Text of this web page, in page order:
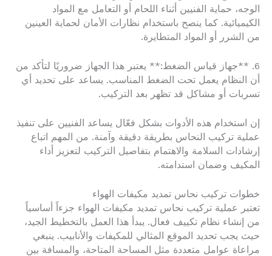
الوجه، حماية الفنيين أثناء اللحام أو التعامل مع المواد
الكيميائية. كما ينصح باستخدام نظارات الأمان لحماية العينين
من الشرر أو المواد المتطايرة.
6. **جهاز قياس الضغط:** يعتبر هذا الجهاز ضروريًا لتأكد من
أن النظام يعمل تحت الضغط المناسب. يساعد على تحديد أي
تسربات أو مشاكل قد تظهر بعد التركيب.
إن استخدام هذه الأدوات بشكل فعّال يساعد الفنيين على تنفيذ
عملية تركيب النحاس بطريقة دقيقة وآمنة. من المهم اتباع
إرشادات السلامة والاهتمام بتفاصيل التركيب لتعزيز أداء
المكيف وضمان استدامته.
خطوات تركيب نحاس تمديد مكيفات الهواء
تعتبر عملية تركيب نحاس تمديد مكيفات الهواء جزءاً أساسياً
من إنشاء نظام تكييف فعال. يبدأ هذا العمل بالتخطيط الجيد،
حيث يجب تحديد الموقع المثالي للمكيفات والأنابيب. ينبغي
مراعاة عوامل متعددة مثل المساحة المتاحة، والمسافة بين